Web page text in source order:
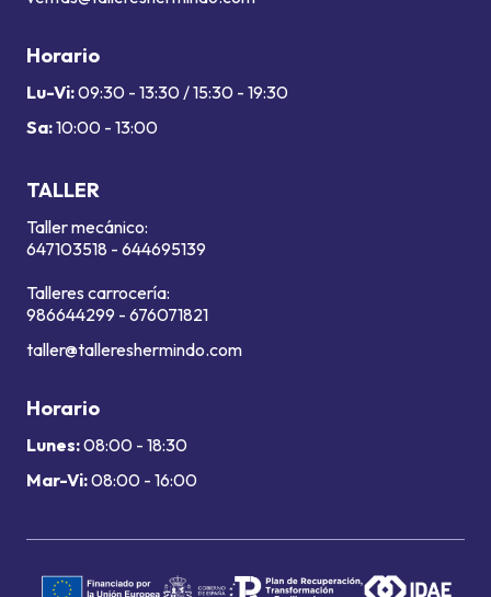
Horario
Lu-Vi:09:30 - 13:30 / 15:30 - 19:30
Sa:10:00 - 13:00
TALLER
Taller mecánico:
647103518 - 644695139
Talleres carrocería:
986644299 - 676071821
taller@tallereshermindo.com
Horario
Lunes:08:00 - 18:30
Mar-Vi:08:00 - 16:00